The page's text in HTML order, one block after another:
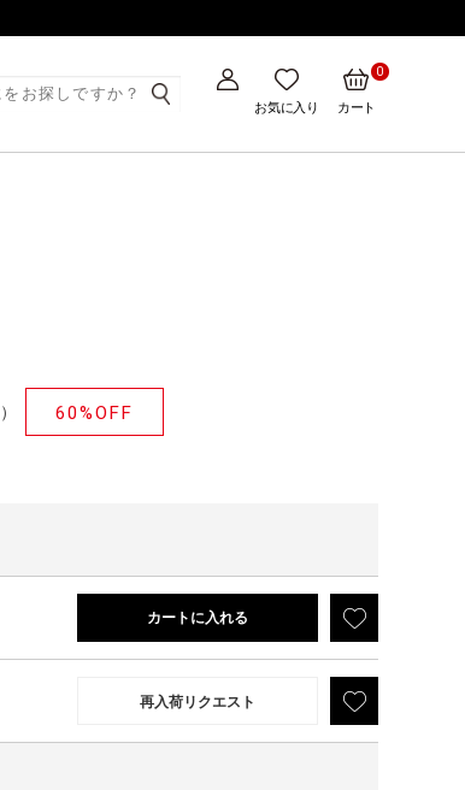
お気に入り カート
0
60%OFF
カートに入れる
再入荷リクエスト